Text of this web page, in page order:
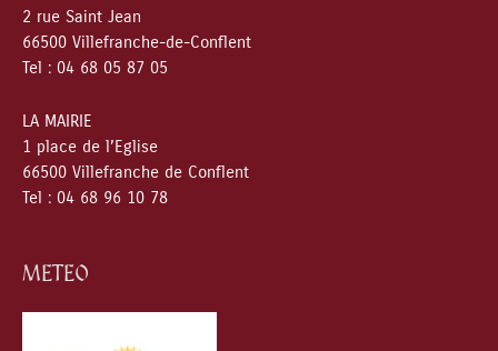
2 rue Saint Jean
66500 Villefranche-de-Conflent
Tel : 04 68 05 87 05
LA MAIRIE
1 place de l’Eglise
66500 Villefranche de Conflent
Tel : 04 68 96 10 78
METEO